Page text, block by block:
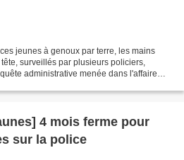
jeunes à genoux par terre, les mains
surveillés par plusieurs policiers,
administrative menée dans l'affaire
4 mois ferme pour
sur la police